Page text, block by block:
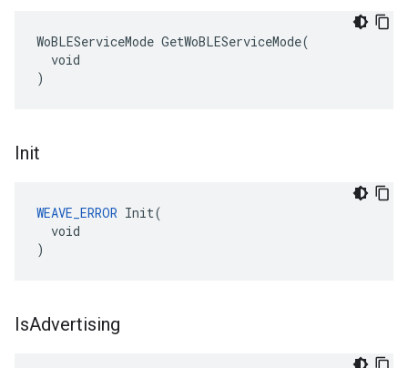
WoBLEServiceMode GetWoBLEServiceMode(
  void
)
Init
WEAVE_ERROR Init(
  void
)
IsAdvertising